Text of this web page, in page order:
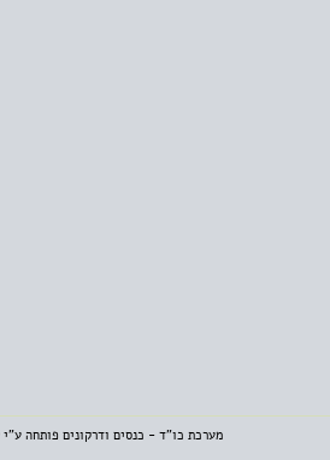
מערכת כו"ד - כנסים ודרקונים פותחה ע"י ערן הרץ